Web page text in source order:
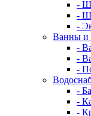
-
-
-
Ванны и
-
-
-
-
-
-